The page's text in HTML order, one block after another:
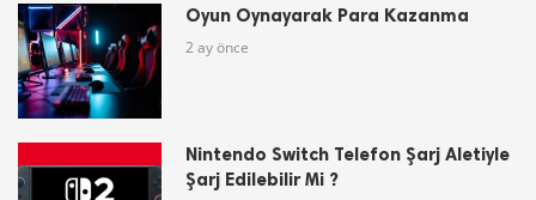
Oyun Oynayarak Para Kazanma
2 ay önce
Nintendo Switch Telefon Şarj Aletiyle
Şarj Edilebilir Mi ?